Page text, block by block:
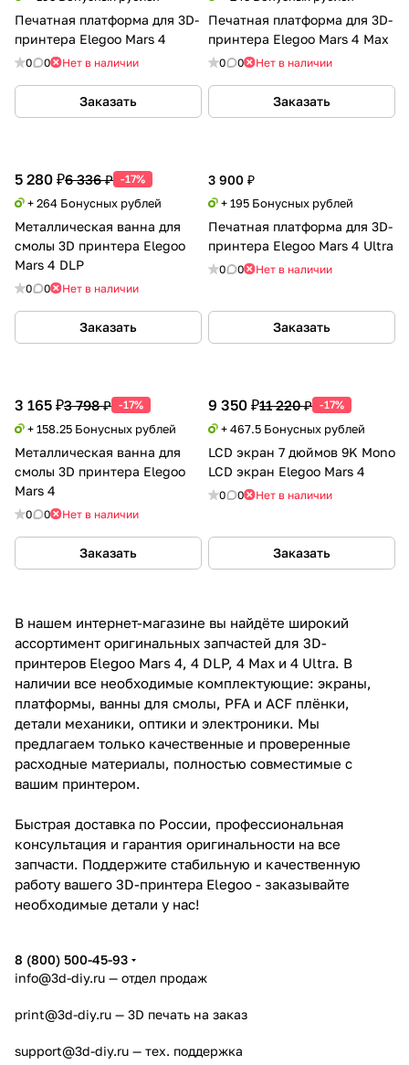
Печатная платформа для 3D-
принтера Elegoo Mars 4
0 0 Нет в наличии
Заказать
Печатная платформа для 3D-
принтера Elegoo Mars 4 Max
0 0 Нет в наличии
Заказать
5 280 ₽6 336 ₽ -17%
+ 264 Бонусных рублей
Металлическая ванна для
смолы 3D принтера Elegoo
Mars 4 DLP
0 0 Нет в наличии
Заказать
3 900 ₽
+ 195 Бонусных рублей
Печатная платформа для 3D-
принтера Elegoo Mars 4 Ultra
0 0 Нет в наличии
Заказать
3 165 ₽3 798 ₽ -17%
+ 158.25 Бонусных рублей
Металлическая ванна для
смолы 3D принтера Elegoo
Mars 4
0 0 Нет в наличии
Заказать
9 350 ₽11 220 ₽ -17%
+ 467.5 Бонусных рублей
LCD экран 7 дюймов 9K Mono
LCD экран Elegoo Mars 4
0 0 Нет в наличии
Заказать
В нашем интернет-магазине вы найдёте широкий
ассортимент оригинальных запчастей для 3D-
принтеров Elegoo Mars 4, 4 DLP, 4 Max и 4 Ultra. В
наличии все необходимые комплектующие: экраны,
платформы, ванны для смолы, PFA и ACF плёнки,
детали механики, оптики и электроники. Мы
предлагаем только качественные и проверенные
расходные материалы, полностью совместимые с
вашим принтером.
Быстрая доставка по России, профессиональная
консультация и гарантия оригинальности на все
запчасти. Поддержите стабильную и качественную
работу вашего 3D-принтера Elegoo - заказывайте
необходимые детали у нас!
8 (800) 500-45-93
info@3d-diy.ru — отдел продаж
print@3d-diy.ru — 3D печать на заказ
support@3d-diy.ru — тех. поддержка